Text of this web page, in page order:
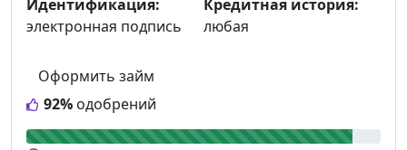
92% одобрений
Оформить займ
Идентификация:
электронная подпись
Кредитная история:
любая